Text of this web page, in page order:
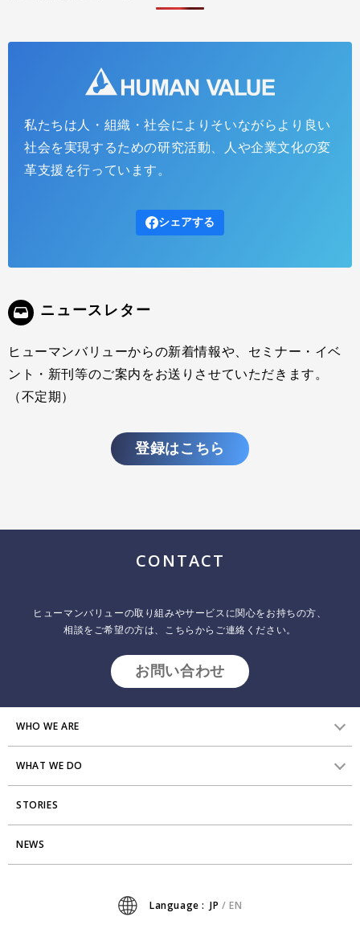
Web労政時報 第7回：経営陣と共に未来を創造する
～これからの人事・人材開発の役割として大切なこと
～（全12回）
すべてのマネジャーがLearning2.0について知らなく
私たちは人・組織・社会によりそいながらより良い
社会を実現するための研究活動、人や企業文化の変
革支援を行っています。
シェアする
ニュースレター
ヒューマンバリューからの新着情報や、セミナー・イベ
ント・新刊等のご案内をお送りさせていただきます。
（不定期）
登録はこちら
CONTACT
ヒューマンバリューの取り組みやサービスに関心をお持ちの方、
相談をご希望の方は、こちらからご連絡ください。
お問い合わせ
WHO WE ARE
HVからのメッセージ
研究員紹介
アクセス
WHAT WE DO
組織変革
エンゲージメント向上支援
STORIES
Stories
NEWS
Language : JP /EN